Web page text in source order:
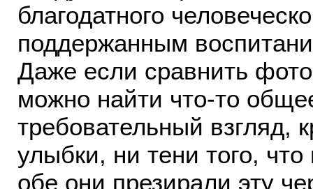
благодатного
поддержанным
Даже если сравнить
можно найти что-то
требовательный взгляд,
улыбки, ни тени того,
обе они презирали эту